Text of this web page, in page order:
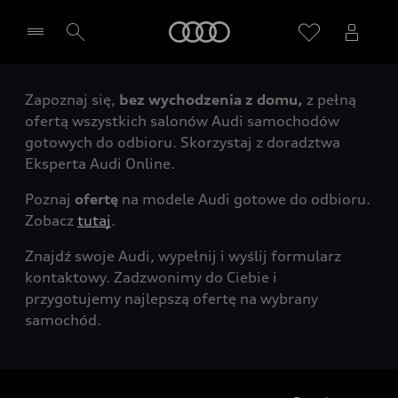
Wybierz Twojego Partnera Audi
Zapoznaj się, bez wychodzenia z domu, z pełną
ofertą wszystkich salonów Audi samochodów
gotowych do odbioru. Skorzystaj z doradztwa
Eksperta Audi Online.
Poznaj ofertę na modele Audi gotowe do odbioru.
Zobacz tutaj.
Znajdź swoje Audi, wypełnij i wyślij formularz
kontaktowy. Zadzwonimy do Ciebie i
przygotujemy najlepszą ofertę na wybrany
samochód.